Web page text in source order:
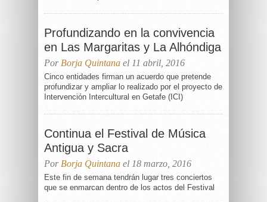
Profundizando en la convivencia
en Las Margaritas y La Alhóndiga
Por Borja Quintana el 11 abril, 2016
Cinco entidades firman un acuerdo que pretende
profundizar y ampliar lo realizado por el proyecto de
Intervención Intercultural en Getafe (ICI)
Continua el Festival de Música
Antigua y Sacra
Por Borja Quintana el 18 marzo, 2016
Este fin de semana tendrán lugar tres conciertos
que se enmarcan dentro de los actos del Festival